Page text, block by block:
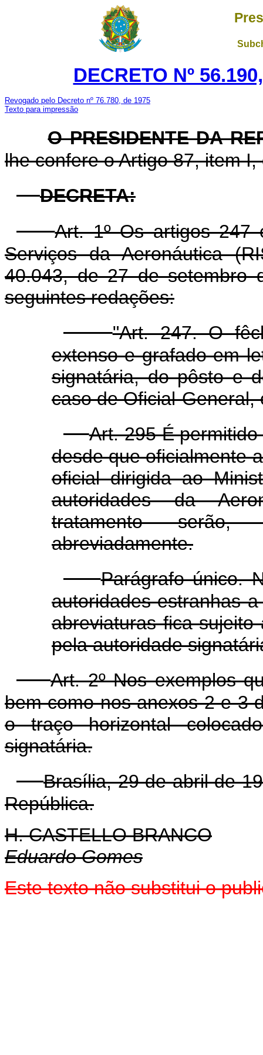
DECRETO Nº
Revogado pelo Decreto nº 76.780, de 1975
Texto para impressão
O PRESIDENTE DA
lhe confere o Artigo 87, item
DECRETA:
Art. 1º Os artigos 247
Serviços da Aeronáutica
40.043, de 27 de setembro
seguintes redações:
"Art. 247. O
extenso e grafado em
signatária, do pôsto e
caso de Oficial-
Art. 295 É
desde que oficialmente
oficial dirigida ao
autoridades da
tratamento serão,
abreviadamente.
Parágrafo único.
autoridades estranhas
abreviaturas fica
pela autoridade
Art. 2º Nos exemplos
bem como nos anexos 2 e 3
o traço horizontal
signatária.
Brasília, 29 de abril de
República.
H. CASTELLO BRANCO
Eduardo Gomes
Este texto não substitui o